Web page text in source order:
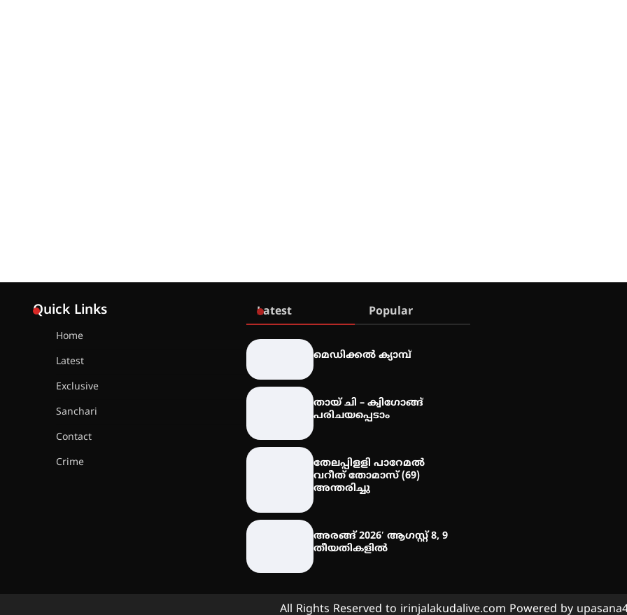
Quick Links
Home
Latest
Exclusive
Sanchari
Contact
Crime
Latest Popular
മെഡിക്കൽ ക്യാമ്പ്
തായ് ചി – ക്വിഗോങ്ങ്
പരിചയപ്പെടാം
തേലപ്പിളളി പാറേമൽ
വറീത് തോമാസ് (69)
അന്തരിച്ചു
അരങ്ങ് 2026′ ആഗസ്റ്റ് 8, 9
തീയതികളിൽ
All Rights Reserved to irinjalakudalive.com Powered by